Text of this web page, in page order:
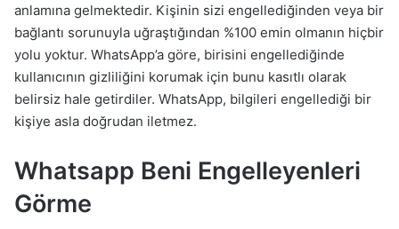
anlamına gelmektedir. Kişinin sizi engellediğinden veya bir
bağlantı sorunuyla uğraştığından %100 emin olmanın hiçbir
yolu yoktur. WhatsApp’a göre, birisini engellediğinde
kullanıcının gizliliğini korumak için bunu kasıtlı olarak
belirsiz hale getirdiler. WhatsApp, bilgileri engellediği bir
kişiye asla doğrudan iletmez.
Whatsapp Beni Engelleyenleri
Görme